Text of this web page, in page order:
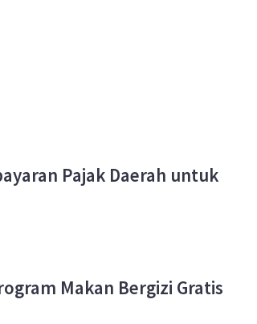
Pajak Daerah untuk
Makan Bergizi Gratis